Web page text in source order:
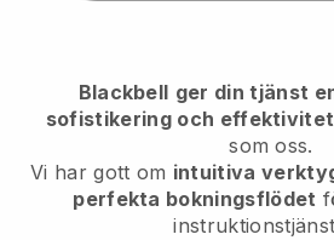
Blackbell ger din tjänst
sofistikering och effektivitet
som oss.
Vi har gott om intuitiva
perfekta bokningsflödet